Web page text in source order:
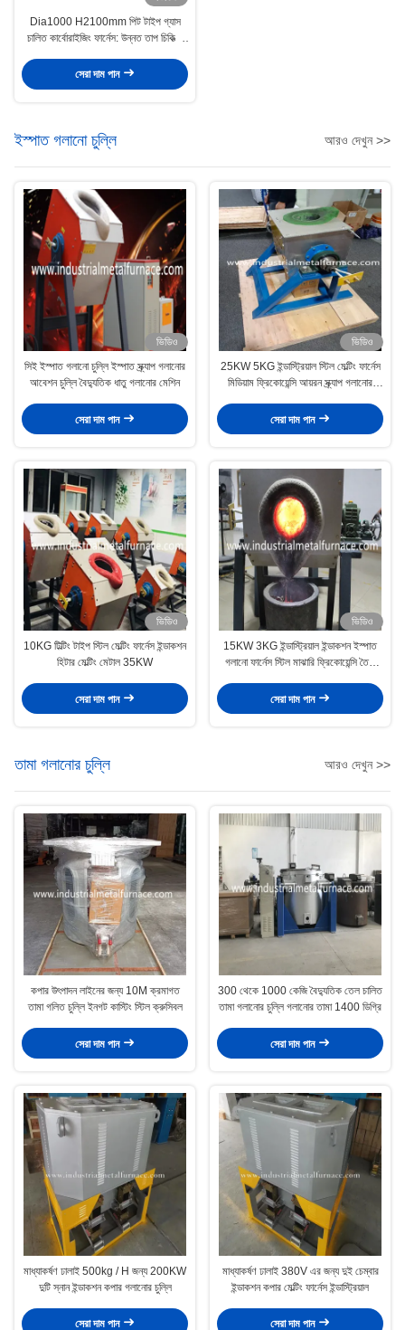
Dia1000 H2100mm পিট টাইপ গ্যাস
চালিত কার্বোরাইজিং ফার্নেস: উন্নত তাপ চিকিত্সা
সেরা দাম পান
ইস্পাত গলানো চুল্লি আরও দেখুন >>
ভিডিও
সিই ইস্পাত গলানো চুল্লি ইস্পাত স্ক্র্যাপ গলানোর
আবেশন চুল্লি বৈদ্যুতিক ধাতু গলানোর মেশিন
সেরা দাম পান
ভিডিও
25KW 5KG ইন্ডাস্ট্রিয়াল স্টিল মেল্টিং ফার্নেস
মিডিয়াম ফ্রিকোয়েন্সি আয়রন স্ক্র্যাপ গলানোর
সেরা দাম পান
ভিডিও
10KG টিল্টিং টাইপ স্টিল মেল্টিং ফার্নেস ইন্ডাকশন
হিটার মেল্টিং মেটাল 35KW
সেরা দাম পান
ভিডিও
15KW 3KG ইন্ডাস্ট্রিয়াল ইন্ডাকশন ইস্পাত
গলানো ফার্নেস স্টিল মাঝারি ফ্রিকোয়েন্সি তৈরি
সেরা দাম পান
তামা গলানোর চুল্লি আরও দেখুন >>
কপার উৎপাদন লাইনের জন্য 10M ক্রমাগত
তামা গলিত চুল্লি ইনগট কাস্টিং স্টিল ক্রুসিবল
সেরা দাম পান
300 থেকে 1000 কেজি বৈদ্যুতিক তেল চালিত
তামা গলানোর চুল্লি গলানোর তামা 1400 ডিগ্রি
সেরা দাম পান
মাধ্যাকর্ষণ ঢালাই 500kg / H জন্য 200KW
দুটি স্নান ইন্ডাকশন কপার গলানোর চুল্লি
সেরা দাম পান
মাধ্যাকর্ষণ ঢালাই 380V এর জন্য দুই চেম্বার
ইন্ডাকশন কপার মেল্টিং ফার্নেস ইন্ডাস্ট্রিয়াল
সেরা দাম পান